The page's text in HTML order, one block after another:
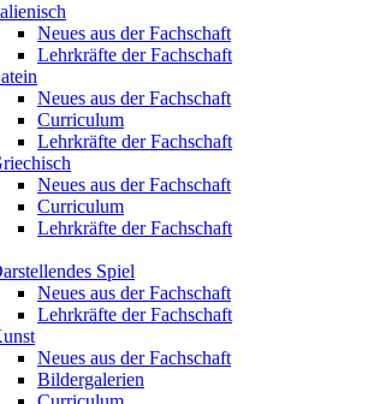
Neues aus der Fachschaft
Lehrkräfte der Fachschaft
Neues aus der Fachschaft
Curriculum
Lehrkräfte der Fachschaft
Neues aus der Fachschaft
Curriculum
Lehrkräfte der Fachschaft
Spiel
Neues aus der Fachschaft
Lehrkräfte der Fachschaft
Neues aus der Fachschaft
Bildergalerien